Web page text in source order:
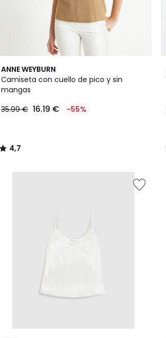
ANNE WEYBURN
Camiseta con cuello de pico y sin
mangas
35.99 € 16.19 € -55%
4,7
/ 5
4,7
/